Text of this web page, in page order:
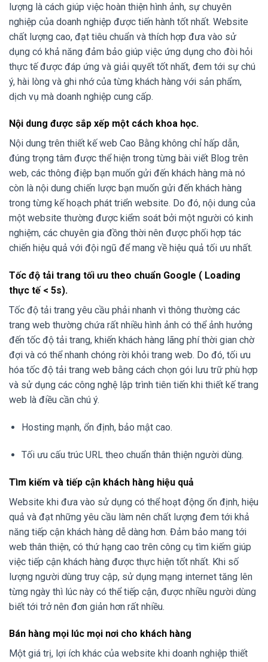
lượng là cách giúp việc hoàn thiện hình ảnh, sự chuyên
nghiệp của doanh nghiệp được tiến hành tốt nhất. Website
chất lượng cao, đạt tiêu chuẩn và thích hợp đưa vào sử
dụng có khả năng đảm bảo giúp việc ứng dụng cho đòi hỏi
thực tế được đáp ứng và giải quyết tốt nhất, đem tới sự chú
ý, hài lòng và ghi nhớ của từng khách hàng với sản phẩm,
dịch vụ mà doanh nghiệp cung cấp.
Nội dung được sắp xếp một cách khoa học.
Nội dung trên thiết kế web Cao Bằng không chỉ hấp dẫn,
đúng trọng tâm được thể hiện trong từng bài viết Blog trên
web, các thông điệp bạn muốn gửi đến khách hàng mà nó
còn là nội dung chiến lược bạn muốn gửi đến khách hàng
trong từng kế hoạch phát triển website. Do đó, nội dung của
một website thường được kiểm soát bởi một người có kinh
nghiệm, các chuyên gia đồng thời nên được phối hợp tác
chiến hiệu quả với đội ngũ để mang về hiệu quả tối ưu nhất.
Tốc độ tải trang tối ưu theo chuẩn Google ( Loading
thực tế < 5s).
Tốc độ tải trang yêu cầu phải nhanh vì thông thường các
trang web thường chứa rất nhiều hình ảnh có thể ảnh hưởng
đến tốc độ tải trang, khiến khách hàng lãng phí thời gian chờ
đợi và có thể nhanh chóng rời khỏi trang web. Do đó, tối ưu
hóa tốc độ tải trang web bằng cách chọn gói lưu trữ phù hợp
và sử dụng các công nghệ lập trình tiên tiến khi thiết kế trang
web là điều cần chú ý.
Hosting mạnh, ổn định, bảo mật cao.
Tối ưu cấu trúc URL theo chuẩn thân thiện người dùng.
Tìm kiếm và tiếp cận khách hàng hiệu quả
Website khi đưa vào sử dụng có thể hoạt động ổn định, hiệu
quả và đạt những yêu cầu làm nên chất lượng đem tới khả
năng tiếp cận khách hàng dễ dàng hơn. Đảm bảo mang tới
web thân thiện, có thứ hạng cao trên công cụ tìm kiếm giúp
việc tiếp cận khách hàng được thực hiện tốt nhất. Khi số
lượng người dùng truy cập, sử dụng mạng internet tăng lên
từng ngày thì lúc này có thể tiếp cận, được nhiều người dùng
biết tới trở nên đơn giản hơn rất nhiều.
Bán hàng mọi lúc mọi nơi cho khách hàng
Một giá trị, lợi ích khác của website khi doanh nghiệp thiết